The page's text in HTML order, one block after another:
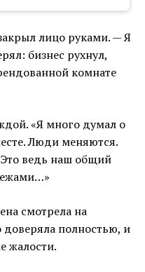
лицо руками. — Я
бизнес рухнул,
комнате
«Я много думал о
Люди меняются.
ведь наш общий
смотрела на
доверяла полностью, и
жалости.